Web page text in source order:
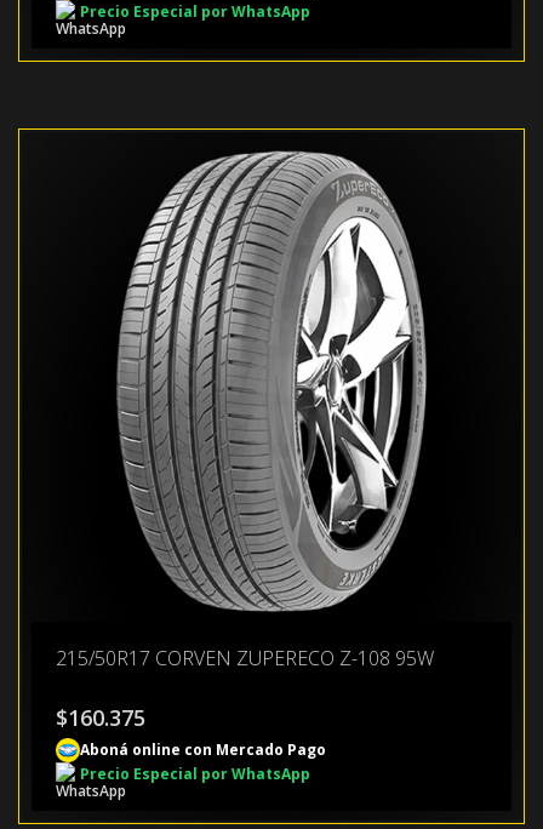
Precio Especial por WhatsApp
215/50R17 CORVEN ZUPERECO Z-108 95W
$160.375
Aboná online con Mercado Pago
Precio Especial por WhatsApp